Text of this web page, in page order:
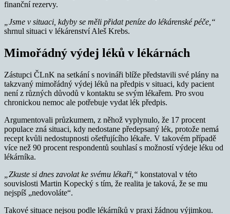
finanční rezervy.
„Jsme v situaci, kdyby se měli přidat peníze do lékárenské péče,“
shrnul situaci v lékárenství Aleš Krebs.
Mimořádný výdej léků v lékárnách
Zástupci ČLnK na setkání s novináři blíže představili své plány na
takzvaný mimořádný výdej léků na předpis v situaci, kdy pacient
není z různých důvodů v kontaktu se svým lékařem. Pro svou
chronickou nemoc ale potřebuje vydat lék předpis.
Argumentovali průzkumem, z něhož vyplynulo, že 17 procent
populace zná situaci, kdy nedostane předepsaný lék, protože nemá
recept kvůli nedostupnosti ošetřujícího lékaře. V takovém případě
více než 90 procent respondentů souhlasí s možností výdeje léku od
lékárníka.
„Zkuste si dnes zavolat ke svému lékaři,“ konstatoval v této
souvislosti Martin Kopecký s tím, že realita je taková, že se mu
nejspíš „nedovoláte“.
Takové situace nejsou podle lékárníků v praxi žádnou výjimkou.